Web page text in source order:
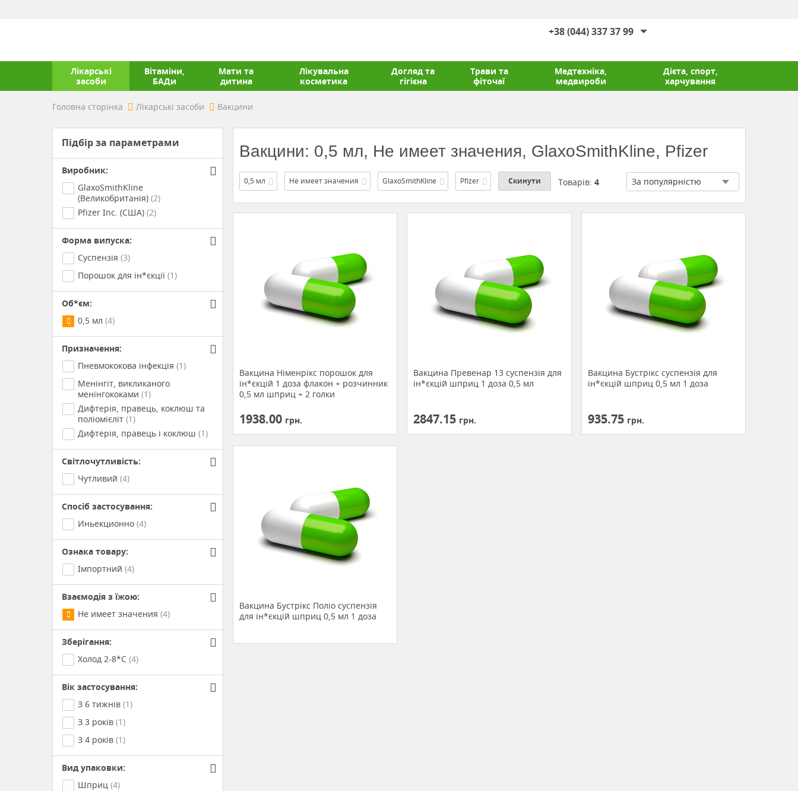
+38 (044) 337 37 99
Лікарські
засоби
Вітаміни,
БАДи
Мати та
дитина
Лікувальна
косметика
Догляд та
гігієна
Трави та
фіточаї
Медтехніка,
медвироби
Дієта, спорт,
харчування
Головна сторінка Лікарські засоби Вакцини
Підбір за параметрами
Виробник:
GlaxoSmithKline
(Великобританія) (2)
Pfizer Inc. (США) (2)
Форма випуска:
Суспензія (3)
Порошок для ін*єкції (1)
Об*єм:
0,5 мл (4)
Призначення:
Пневмококова інфекція (1)
Менінгіт, викликаного
менінгококами (1)
Дифтерія, правець, коклюш та
поліомієліт (1)
Дифтерія, правець і коклюш (1)
Світлочутливість:
Чутливий (4)
Спосіб застосування:
Иньекционно (4)
Ознака товару:
Імпортний (4)
Взаємодія з їжою:
Не имеет значения (4)
Зберігання:
Холод 2-8*С (4)
Вік застосування:
З 6 тижнів (1)
З 3 років (1)
З 4 років (1)
Вид упаковки:
Шприц (4)
Вакцини: 0,5 мл, Не имеет значения, GlaxoSmithKline, Pfizer
0,5 мл Не имеет значения GlaxoSmithKline Pfizer Скинути Товарів: 4
Вакцина Німенрікс порошок для
ін*єкцій 1 доза флакон + розчинник
0,5 мл шприц + 2 голки
1938.00 грн.
Вакцина Превенар 13 суспензія для
ін*єкцій шприц 1 доза 0,5 мл
2847.15 грн.
Вакцина Бустрікс суспензія для
ін*єкцій шприц 0,5 мл 1 доза
935.75 грн.
Вакцина Бустрікс Поліо суспензія
для ін*єкцій шприц 0,5 мл 1 доза